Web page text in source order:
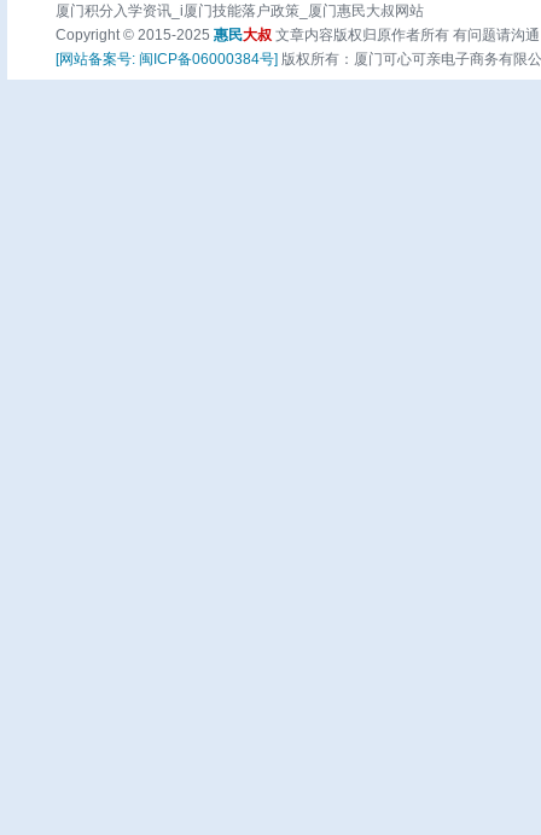
厦门积分入学资讯_i厦门技能落户政策_厦门惠民大叔网站
Copyright © 2015-2025 惠民大叔 文章内容版权归原作者所有 有问题请沟
[网站备案号: 闽ICP备06000384号] 版权所有：厦门可心可亲电子商务有限